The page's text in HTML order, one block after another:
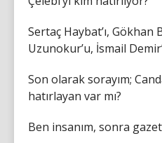
Sertaç Haybat’ı, Gökhan
Uzunokur’u, İsmail
Son olarak sorayım;
hatırlayan var mı?
Ben insanım, sonra